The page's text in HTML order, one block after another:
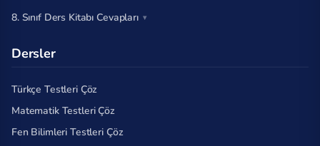
8. Sınıf Ders Kitabı Cevapları
Dersler
Türkçe Testleri Çöz
Matematik Testleri Çöz
Fen Bilimleri Testleri Çöz